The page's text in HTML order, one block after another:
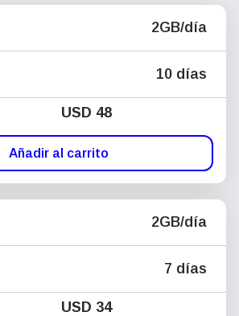
2GB/día
10 días
USD 48
Añadir al carrito
2GB/día
7 días
USD 34